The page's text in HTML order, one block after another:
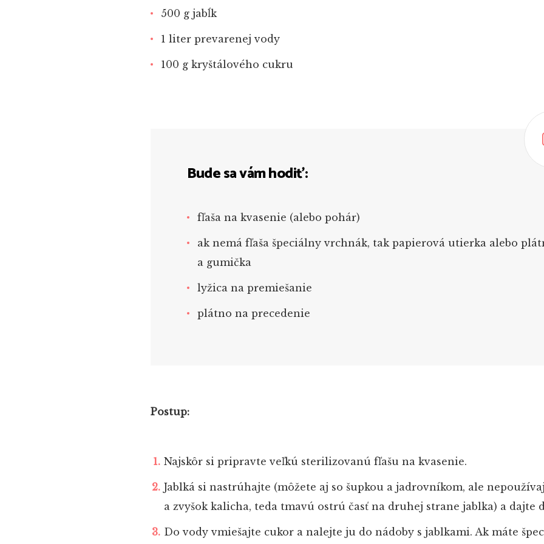
500 g jabĺk
1 liter prevarenej vody
100 g kryštálového cukru
Bude sa vám hodiť:
fľaša na kvasenie (alebo pohár)
ak nemá fľaša špeciálny vrchnák, tak papierová utierka alebo
a gumička
lyžica na premiešanie
plátno na precedenie
Postup:
Najskôr si pripravte veľkú sterilizovanú fľašu na kvasenie.
Jablká si nastrúhajte (môžete aj so šupkou a jadrovníkom, ale
a zvyšok kalicha, teda tmavú ostrú časť na druhej strane jablka) a dajte
Do vody vmiešajte cukor a nalejte ju do nádoby s jablkami. Ak máte